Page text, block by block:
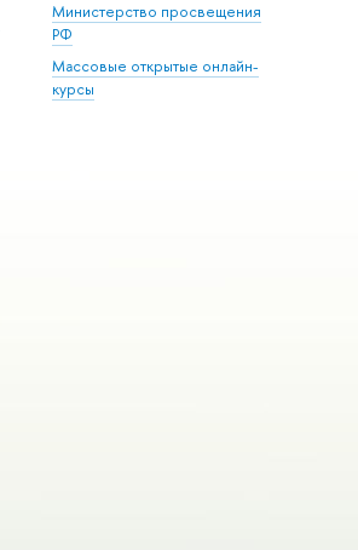
Министерство просвещения
РФ
Массовые открытые онлайн-
курсы